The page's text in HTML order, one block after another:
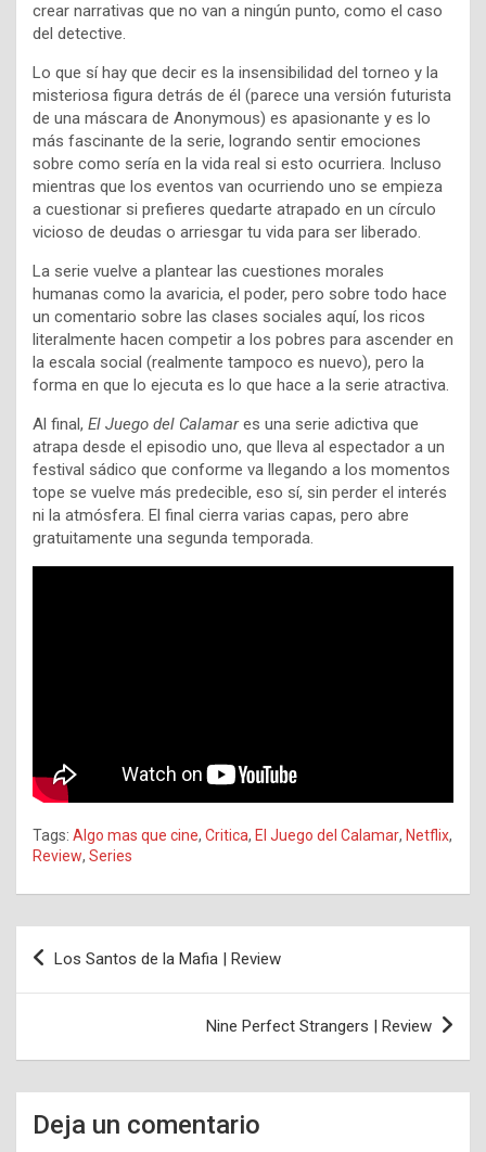
crear narrativas que no van a ningún punto, como el caso
del detective.
Lo que sí hay que decir es la insensibilidad del torneo y la
misteriosa figura detrás de él (parece una versión futurista
de una máscara de Anonymous) es apasionante y es lo
más fascinante de la serie, logrando sentir emociones
sobre como sería en la vida real si esto ocurriera. Incluso
mientras que los eventos van ocurriendo uno se empieza
a cuestionar si prefieres quedarte atrapado en un círculo
vicioso de deudas o arriesgar tu vida para ser liberado.
La serie vuelve a plantear las cuestiones morales
humanas como la avaricia, el poder, pero sobre todo hace
un comentario sobre las clases sociales aquí, los ricos
literalmente hacen competir a los pobres para ascender en
la escala social (realmente tampoco es nuevo), pero la
forma en que lo ejecuta es lo que hace a la serie atractiva.
Al final, El Juego del Calamares una serie adictiva que
atrapa desde el episodio uno, que lleva al espectador a un
festival sádico que conforme va llegando a los momentos
tope se vuelve más predecible, eso sí, sin perder el interés
ni la atmósfera. El final cierra varias capas, pero abre
gratuitamente una segunda temporada.
Tags: Algo mas que cine, Critica, El Juego del Calamar, Netflix,
Review, Series
Navegación
de
Los Santos de la Mafia | Review
Nine Perfect Strangers | Review
Deja un comentario